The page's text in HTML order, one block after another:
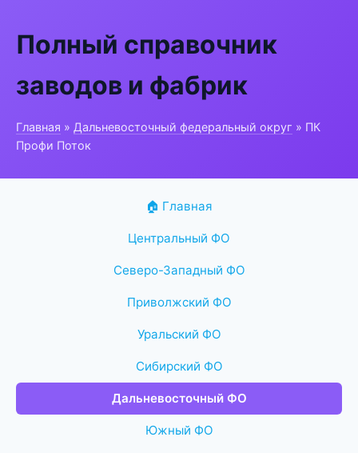
Полный справочник
заводов и фабрик
Главная » Дальневосточный федеральный округ » ПК
Профи Поток
🏠 Главная
Центральный ФО
Северо-Западный ФО
Приволжский ФО
Уральский ФО
Сибирский ФО
Дальневосточный ФО
Южный ФО